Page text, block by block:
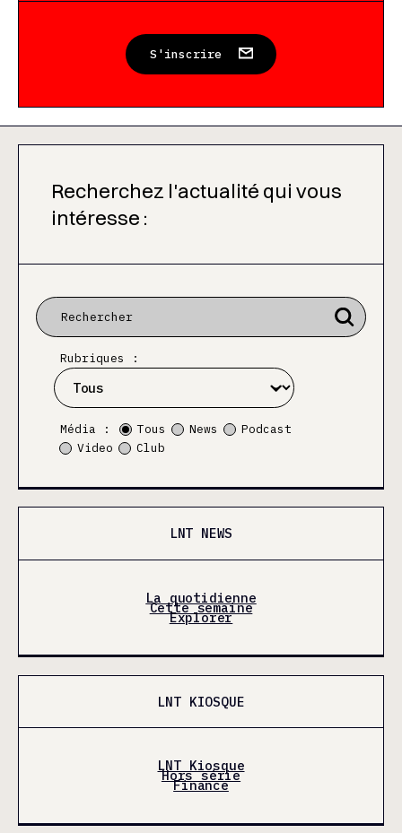
S'inscrire
Recherchez l'actualité qui vous
intéresse :
Rubriques :
Média : Tous News
Podcast
Video
Club
LNT NEWS
La quotidienne
Cette semaine
Explorer
LNT KIOSQUE
LNT Kiosque
Hors série
Finance